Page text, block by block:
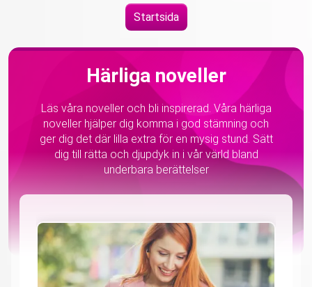
Startsida
Härliga noveller
Läs våra noveller och bli inspirerad. Våra härliga
noveller hjälper dig komma i god stämning och
ger dig det där lilla extra för en mysig stund. Sätt
dig till rätta och djupdyk in i vår värld bland
underbara berättelser